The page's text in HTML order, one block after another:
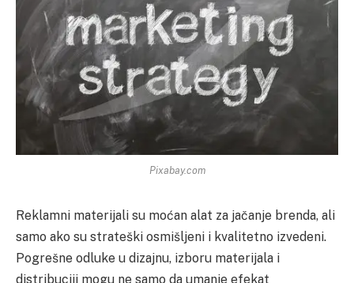
Pixabay.com
Reklamni materijali su moćan alat za jačanje brenda, ali
samo ako su strateški osmišljeni i kvalitetno izvedeni.
Pogrešne odluke u dizajnu, izboru materijala i
distribuciji mogu ne samo da umanje efekat